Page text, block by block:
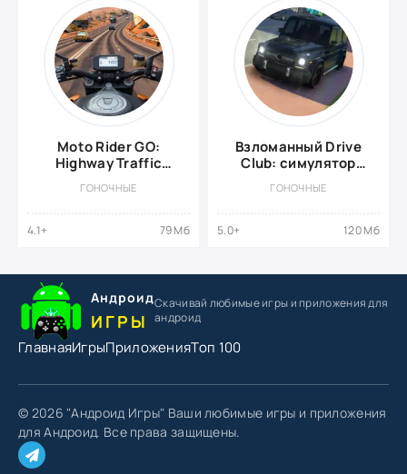
Moto Rider GO:
Highway Traffic
денег}
ГОНОЧНЫЕ
4.1+ 79 Мб
Взломанный Drive
Club: симулятор
ГОНОЧНЫЕ
5.0+ 120 Мб
Андроид
ИГРЫ
Скачивай любимые игрыи приложения для
андроид
ГлавнаяИгрыПриложенияТоп 100
© 2026 "Андроид Игры" Ваши любимые игры и приложения
для Андроид. Все права защищены.